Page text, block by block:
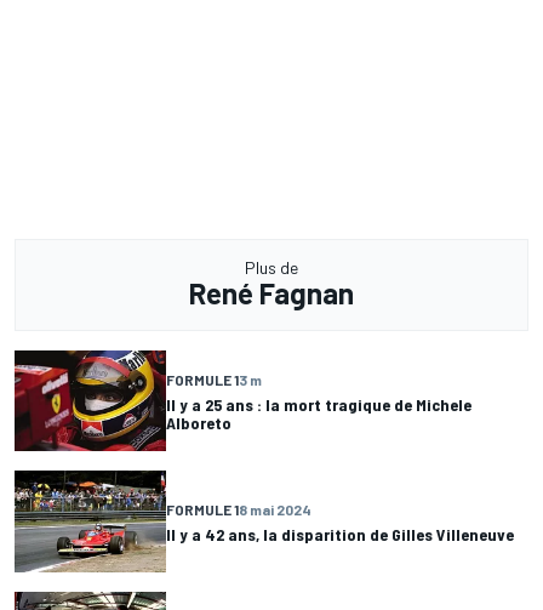
Plus de
René Fagnan
FORMULE 13 m
Il y a 25 ans : la mort tragique de Michele
Alboreto
FORMULE 18 mai 2024
Il y a 42 ans, la disparition de Gilles Villeneuve